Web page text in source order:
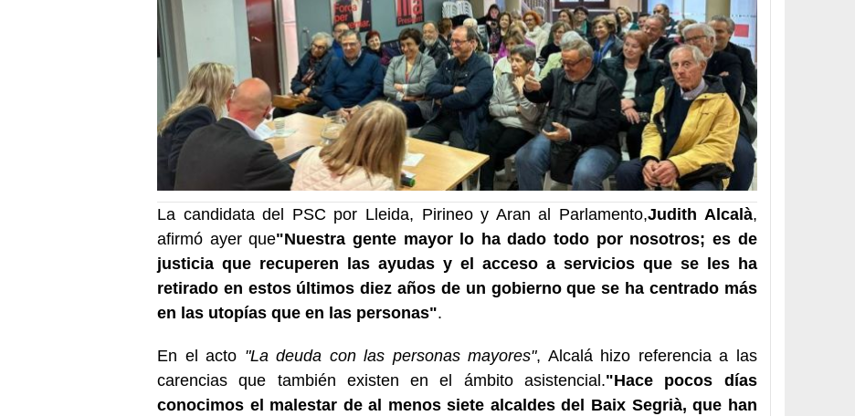
La candidata del PSC por Lleida, Pirineo y Aran al Parlamento,Judith Alcalà,
afirmó ayer que"Nuestra gente mayor lo ha dado todo por nosotros; es de
justicia que recuperen las ayudas y el acceso a servicios que se les ha
retirado en estos últimos diez años de un gobierno que se ha centrado más
en las utopías que en las personas".
En el acto "La deuda con las personas mayores", Alcalá hizo referencia a las
carencias que también existen en el ámbito asistencial."Hace pocos días
conocimos el malestar de al menos siete alcaldes del Baix Segrià, que han